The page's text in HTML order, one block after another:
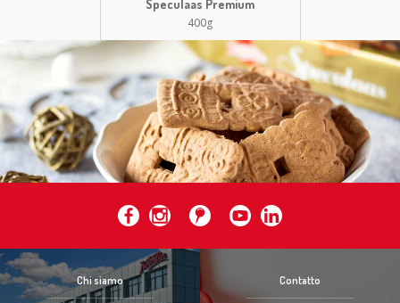
Speculaas Premium
400g
Chi siamo Contatto